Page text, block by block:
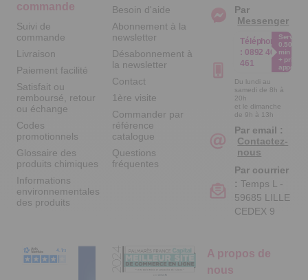
commande
Suivi de
commande
Livraison
Paiement facilité
Satisfait ou
remboursé, retour
ou échange
Codes
promotionnels
Glossaire des
produits chimiques
Informations
environnementales
des produits
Besoin d'aide
Abonnement à la
newsletter
Désabonnement à
la newsletter
Contact
1ère visite
Commander par
référence
catalogue
Questions
fréquentes
A propos de
nous
Par
Messenger
Téléphone
: 0892 461
461
Service
0.50€ /
min
+ prix
appel
Du lundi au
samedi de 8h à
20h
et le dimanche
de 9h à 13h
Par email :
Contactez-
nous
Par courrier
: Temps L -
59685 LILLE
CEDEX 9